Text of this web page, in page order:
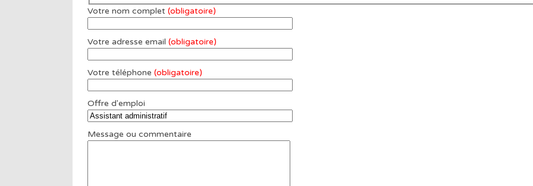
Votre nom complet (obligatoire)
Votre adresse email (obligatoire)
Votre téléphone (obligatoire)
Offre d'emploi
Message ou commentaire